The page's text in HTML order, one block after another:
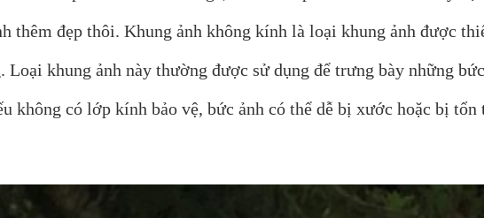
thêm đẹp thôi. Khung ảnh không kính là loại khung ảnh được
khung ảnh này thường được sử dụng để trưng bày những
không có lớp kính bảo vệ, bức ảnh có thể dễ bị xước hoặc bị